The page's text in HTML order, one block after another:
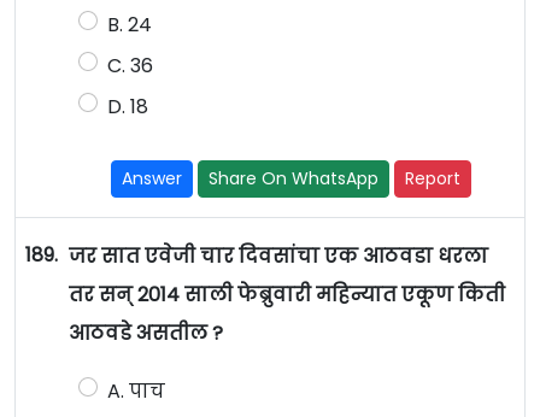
B. 24
C. 36
D. 18
Answer Share On WhatsApp Report
189. जर सात एवेजी चार दिवसांचा एक आठवडा धरला
तर सन् 2014 साली फेब्रुवारी महिन्यात एकूण किती
आठवडे असतील ?
A. पाच